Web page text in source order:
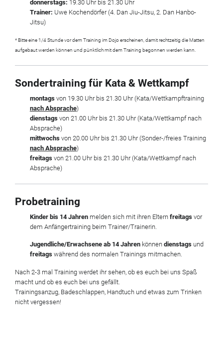
donnerstags: 19.30 Uhr bis 21.30 Uhr
Trainer: Uwe Kochendörfer (4. Dan Jiu-Jitsu, 2. Dan Hanbo-
Jitsu)
* Bitte eine 1/4 Stunde vor dem Training im Dojo erscheinen, damit rechtzeitig die Matten
aufgebaut werden können und pünktlich mit dem Training begonnen werden kann.
Sondertraining für Kata & Wettkampf
montagsvon 19.30 Uhr bis 21.30 Uhr (Kata/Wettkampftraining
nach Absprache)
dienstagsvon 21.00 Uhr bis 21.30 Uhr (Kata/Wettkampf nach
Absprache)
mittwochsvon 20.00 Uhr bis 21.30 Uhr (Sonder-/freies Training
nach Absprache)
freitagsvon 21.00 Uhr bis 21.30 Uhr (Kata/Wettkampf nach
Absprache)
Probetraining
Kinder bis 14 Jahrenmelden sich mit ihren Eltern freitagsvor
dem Anfängertraining beim Trainer/Trainerin.
Jugendliche/Erwachsene ab 14 Jahrenkönnen dienstagsund
freitagswährend des normalen Trainings mitmachen.
Nach 2-3 mal Training werdet ihr sehen, ob es euch bei uns Spaß
macht und ob es euch bei uns gefällt.
Trainingsanzug, Badeschlappen, Handtuch und etwas zum Trinken
nicht vergessen!